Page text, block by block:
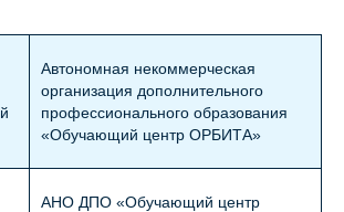
Автономная некоммерческая
организация дополнительного
профессионального образования
«Обучающий центр ОРБИТА»
АНО ДПО «Обучающий центр